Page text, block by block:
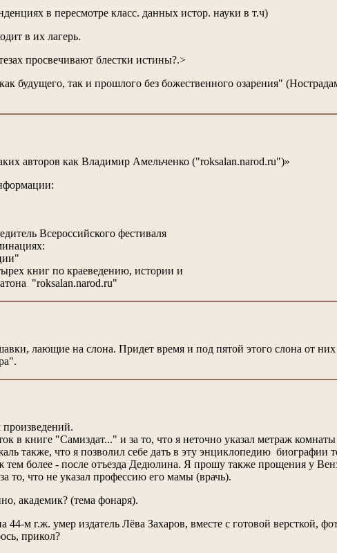
в пересмотре класс. данных истор. науки в т.ч)
в их лагерь.
просвечивают блестки истины?.>
будущего, так и прошлого без божественного озарения"
авторов как Владимир Амельченко ("roksalan.narod.ru")»
Всероссийского фестиваля
книг по краеведению, истории и
"roksalan.narod.ru"
лающие на слона. Придет время и под пятой этого слона от них
произведений.
в книге "Самиздат..." и за то, что я неточно указал метраж
также, что я позволил себе дать в эту энциклопедию биографии
тем более - после отъезда Дедюлина. Я прошу также прощения у
то, что не указал профессию его мамы (врачь).
академик? (тема фонаря).
м г.ж. умер издатель Лёва Захаров, вместе с готовой версткой,
прикол?